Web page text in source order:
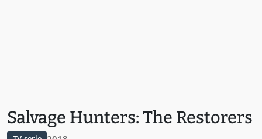
Salvage Hunters: The Restorers